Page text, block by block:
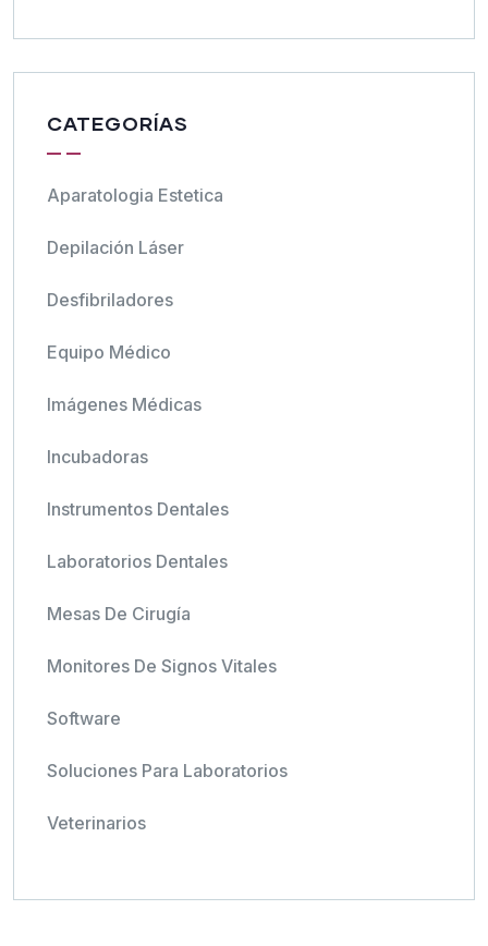
CATEGORÍAS
Aparatologia Estetica
Depilación Láser
Desfibriladores
Equipo Médico
Imágenes Médicas
Incubadoras
Instrumentos Dentales
Laboratorios Dentales
Mesas De Cirugía
Monitores De Signos Vitales
Software
Soluciones Para Laboratorios
Veterinarios